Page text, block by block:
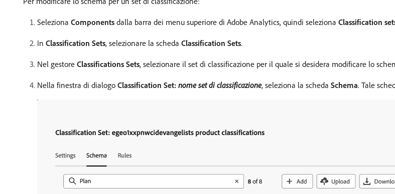
Seleziona Components dalla barra dei menu superiore di Adobe Analytics, quindi seleziona Classification
In Classification Sets, selezionare la scheda Classification Sets.
Nel gestore Classifications Sets, selezionare il set di classificazione per il quale si desidera modificare lo
Nella finestra di dialogo Classification Set: nome set di classificazione, seleziona la scheda Schema. Tale